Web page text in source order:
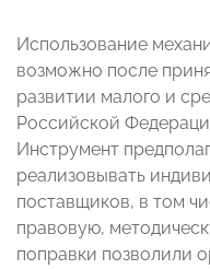
Использование
возможно после
развитии малого и
Российской
Инструмент
реализовывать
поставщиков, в том
правовую,
поправки позволили